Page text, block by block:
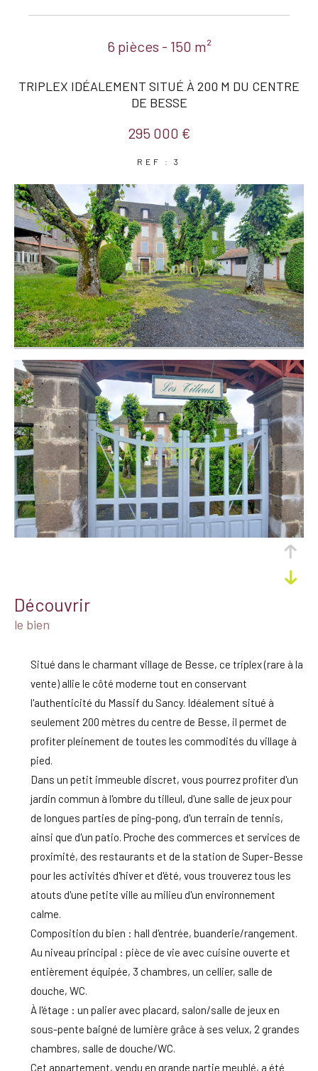
6 pièces - 150 m²
TRIPLEX IDÉALEMENT SITUÉ À 200 M DU CENTRE
DE BESSE
295 000 €
REF : 3
découvrir
le bien
Situé dans le charmant village de Besse, ce triplex (rare à la
vente) allie le côté moderne tout en conservant
l'authenticité du Massif du Sancy. Idéalement situé à
seulement 200 mètres du centre de Besse, il permet de
profiter pleinement de toutes les commodités du village à
pied.
Dans un petit immeuble discret, vous pourrez profiter d'un
jardin commun à l'ombre du tilleul, d'une salle de jeux pour
de longues parties de ping-pong, d'un terrain de tennis,
ainsi que d'un patio. Proche des commerces et services de
proximité, des restaurants et de la station de Super-Besse
pour les activités d'hiver et d'été, vous trouverez tous les
atouts d'une petite ville au milieu d'un environnement
calme.
Composition du bien : hall d'entrée, buanderie/rangement.
Au niveau principal : pièce de vie avec cuisine ouverte et
entièrement équipée, 3 chambres, un cellier, salle de
douche, WC.
À l'étage : un palier avec placard, salon/salle de jeux en
sous-pente baigné de lumière grâce à ses velux, 2 grandes
chambres, salle de douche/WC.
Cet appartement, vendu en grande partie meublé, a été